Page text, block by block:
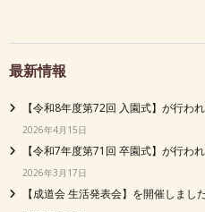
最新情報
【令和8年度第72回 入園式】が行われ
2026年4月15日
【令和7年度第71回 卒園式】が行われ
2026年3月17日
【成道会 生活発表会】を開催しまし